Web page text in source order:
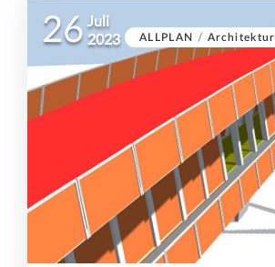
ALLPLAN /Architektur
26 Juli
2023